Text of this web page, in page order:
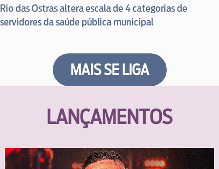
Rio das Ostras altera escala de 4 categorias de
servidores da saúde pública municipal
MAIS SE LIGA
LANÇAMENTOS